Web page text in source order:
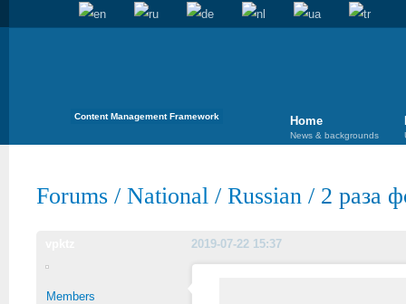
Content Management Framework Home
News & backgrounds
Forums / National / Russian / 2 раза
2019-07-22 15:37
Members